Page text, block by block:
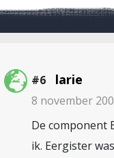
#6 larie
8 november
De component
ik. Eergister